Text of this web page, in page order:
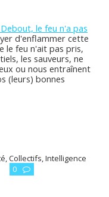
le feu n'a pas
d'enflammer cette
le feu n'ait pas pris,
les sauveurs, ne
ou nous entraînent
(leurs) bonnes
,Collectifs,Intelligence
0